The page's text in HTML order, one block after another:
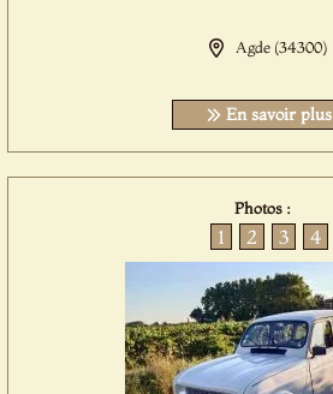
Agde (34300)
En savoir plus
Photos :
1 2 3 4